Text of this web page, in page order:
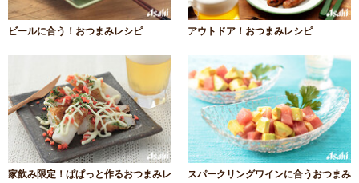
ビールに合う！おつまみレシピ アウトドア！おつまみレシピ
家飲み限定！ぱぱっと作るおつまみレ
スパークリングワインに合うおつまみ